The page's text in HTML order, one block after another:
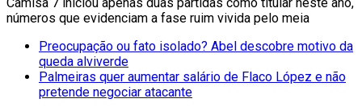
Camisa 7 iniciou apenas duas partidas como titular neste ano,
números que evidenciam a fase ruim vivida pelo meia
Preocupação ou fato isolado? Abel descobre motivo da
queda alviverde
Palmeiras quer aumentar salário de Flaco López e não
pretende negociar atacante